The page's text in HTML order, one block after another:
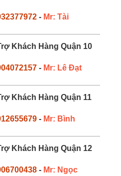
- Mr: Tài
Khách Hàng Quận 10
- Mr: Lê Đạt
Khách Hàng Quận 11
- Mr: Bình
Khách Hàng Quận 12
- Mr: Ngọc